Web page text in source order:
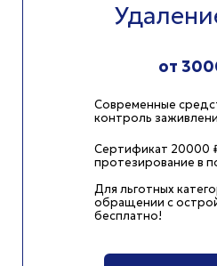
от
Современные
контроль
Сертификат 20000
протезирование в
Для льготных
обращении c
бесплатно!